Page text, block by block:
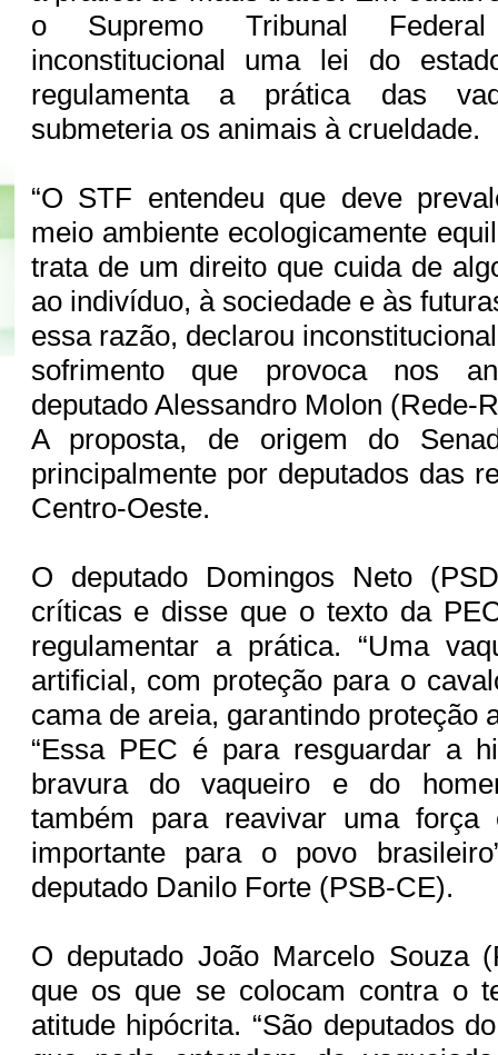
o Supremo Tribunal
inconstitucional uma lei do
regulamenta a prática das
submeteria os animais à crueldade.
“O STF entendeu que deve
meio ambiente ecologicamente
trata de um direito que cuida de
ao indivíduo, à sociedade e às
essa razão, declarou
sofrimento que provoca nos
deputado Alessandro Molon (Rede-
A proposta, de origem do
principalmente por deputados das
Centro-Oeste.
O deputado Domingos Neto
críticas e disse que o texto da
regulamentar a prática. “Uma
artificial, com proteção para o
cama de areia, garantindo proteção
“Essa PEC é para resguardar a
bravura do vaqueiro e do
também para reavivar uma força
importante para o povo
deputado Danilo Forte (PSB-CE).
O deputado João Marcelo Souza
que os que se colocam contra o
atitude hipócrita. “São deputados